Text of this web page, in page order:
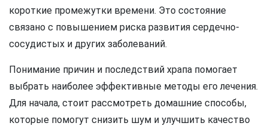
короткие промежутки времени. Это состояние
связано с повышением риска развития сердечно-
сосудистых и других заболеваний.
Понимание причин и последствий храпа помогает
выбрать наиболее эффективные методы его лечения.
Для начала, стоит рассмотреть домашние способы,
которые помогут снизить шум и улучшить качество